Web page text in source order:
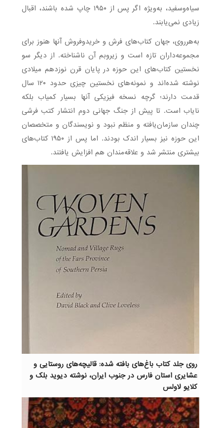
سیاه‌وسفید، به‌ویژه اگر پس از ۱۹۵۰ چاپ شده باشند، اقبال
زیادی نمی‌یابند.
به‌هرروی، جهان کتاب‌های فرش و خریدوفروش آنها هنوز برای
مجموعه‌داران تازه است و زیروبم آن ناشناخته. از دیگر سو
نخستین کتاب‌های این حوزه در پایان قرن نوزدهم میلادی
نوشته شده‌اند و نمونه‌های نخستین چیزی حدود ۱۲۰ سال
قدمت دارند؛ گرچه نسخه فیزیکی آنها بسیار کمیاب بلکه
نایاب است. تا پیش از جنگ جهانی دوم انتشار کتب فرشی
چندان سازمان‌یافته و منظم نبود و نویسندگان و متخصصان
این حوزه نیز بسیار اندک بودند. اما پس از ۱۹۵۰ کتاب‌های
بیشتری منتشر شد و علاقه‌مندان هم افزایش یافتند.
روی جلد کتاب باغ‌های بافته شده: قالیچه‌های روستایی و
عشایری استان فارس در جنوب ایران، نوشته دیوید بلک و
کلایو لاولس